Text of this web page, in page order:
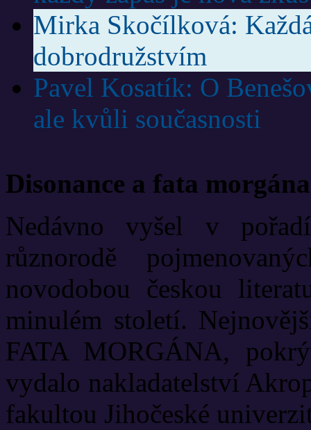
Mirka Skočílková:
dobrodružstvím
Pavel Kosatík: O
ale kvůli současnosti
Disonance a fata morgána
Nedávno vyšel v
různorodě
novodobou českou
minulém století.
FATA MORGÁNA,
vydalo nakladatelství
fakultou Jihočeské